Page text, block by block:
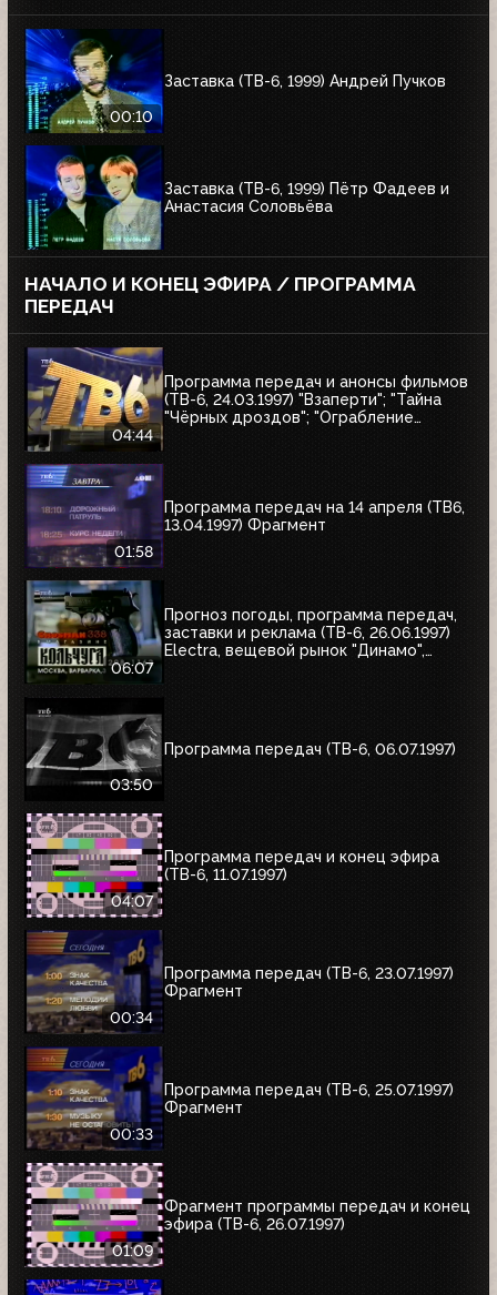
00:10
Заставка (ТВ-6, 1999) Андрей Пучков
Заставка (ТВ-6, 1999) Пётр Фадеев и
Анастасия Соловьёва
НАЧАЛО И КОНЕЦ ЭФИРА / ПРОГРАММА
ПЕРЕДАЧ
04:44
Программа передач и анонсы фильмов
(ТВ-6, 24.03.1997) "Взаперти"; "Тайна
"Чёрных дроздов"; "Ограбление
01:58
Программа передач на 14 апреля (ТВ6,
13.04.1997) Фрагмент
06:07
Прогноз погоды, программа передач,
заставки и реклама (ТВ-6, 26.06.1997)
Electra, вещевой рынок "Динамо",
03:50
Программа передач (ТВ-6, 06.07.1997)
04:07
Программа передач и конец эфира
(ТВ-6, 11.07.1997)
00:34
Программа передач (ТВ-6, 23.07.1997)
Фрагмент
00:33
Программа передач (ТВ-6, 25.07.1997)
Фрагмент
01:09
Фрагмент программы передач и конец
эфира (ТВ-6, 26.07.1997)